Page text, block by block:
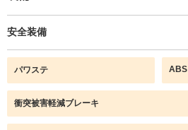
安全装備
パワステ ABS
衝突被害軽減ブレーキ